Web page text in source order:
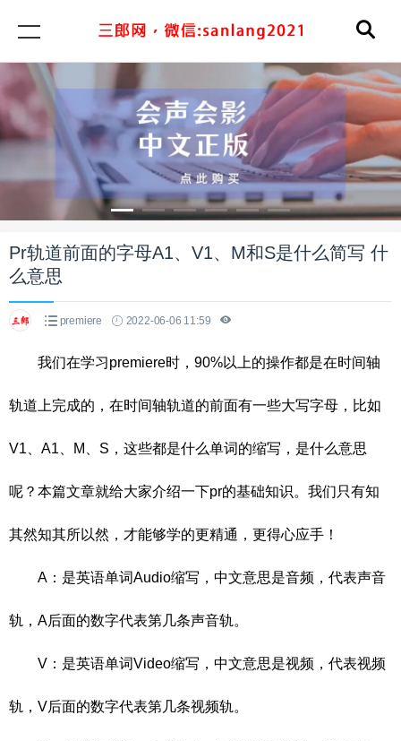
Pr轨道前面的字母A1、V1、M和S是什么简写 什
么意思
premiere 2022-06-06 11:59
我们在学习premiere时，90%以上的操作都是在时间轴
轨道上完成的，在时间轴轨道的前面有一些大写字母，比如
V1、A1、M、S，这些都是什么单词的缩写，是什么意思
呢？本篇文章就给大家介绍一下pr的基础知识。我们只有知
其然知其所以然，才能够学的更精通，更得心应手！
A：是英语单词Audio缩写，中文意思是音频，代表声音
轨，A后面的数字代表第几条声音轨。
V：是英语单词Video缩写，中文意思是视频，代表视频
轨，V后面的数字代表第几条视频轨。